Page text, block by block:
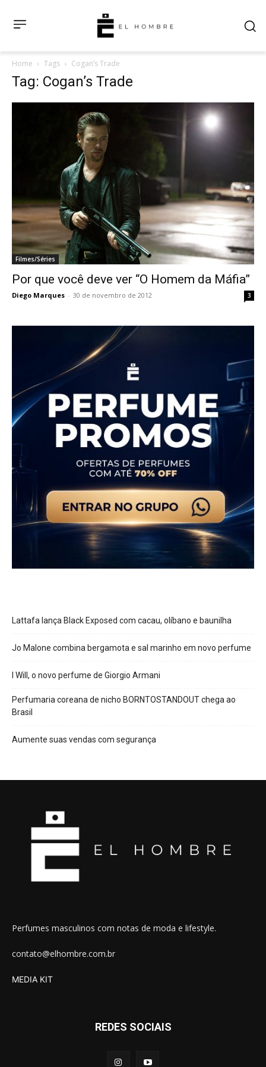
Home Tags Cogan’s Trade
Tag: Cogan’s Trade
Filmes/Séries
Por que você deve ver “O Homem da Máfia”
Diego Marques - 30 de novembro de 2012 3
Lattafa lança Black Exposed com cacau, olíbano e baunilha
Jo Malone combina bergamota e sal marinho em novo perfume
I Will, o novo perfume de Giorgio Armani
Perfumaria coreana de nicho BORNTOSTANDOUT chega ao
Brasil
Aumente suas vendas com segurança
Perfumes masculinos com notas de moda e lifestyle.
contato@elhombre.com.br
MEDIA KIT
REDES SOCIAIS